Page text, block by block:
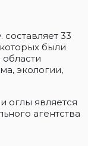
33
были
экологии,
оглы является
агентства